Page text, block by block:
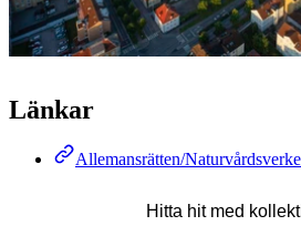
Länkar
Allemansrätten/
Hitta hit med